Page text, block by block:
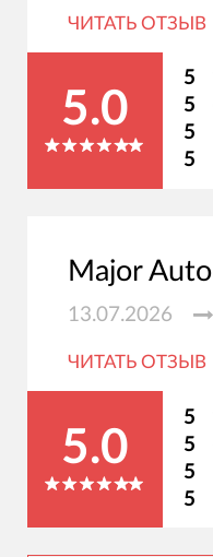
ЧИТАТЬ ОТЗЫВ
5.0
5
5
5
5
Major Auto
13.07.2026
ЧИТАТЬ ОТЗЫВ
5.0
5
5
5
5